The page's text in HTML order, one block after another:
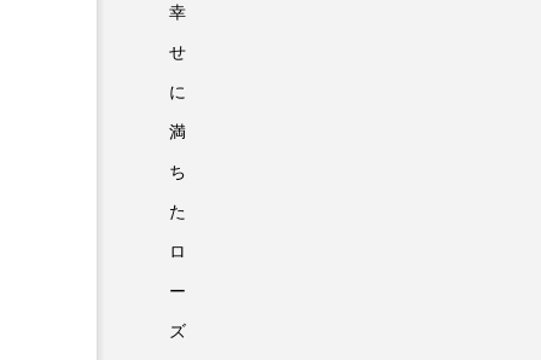
幸
せ
に
満
ち
た
ロ
ー
ズ